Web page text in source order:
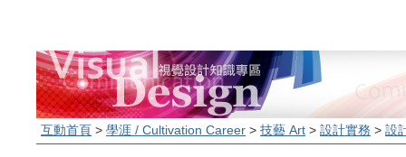
互動首頁 > 學涯 / Cultivation Career > 技藝 Art > 設計實務 > 設